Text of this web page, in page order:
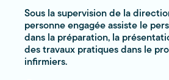
Sous la supervision de la
personne engagée assiste le
dans la préparation, la
des travaux pratiques dans le
infirmiers.